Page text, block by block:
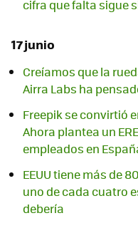
cifra que falta sigue
17 junio
Creíamos que la
Airra Labs ha
Freepik se convirtió
Ahora plantea un
empleados en
EEUU tiene más de
uno de cada cuatro
debería